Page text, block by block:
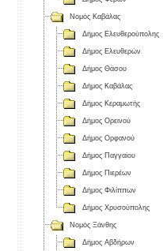
Νομός Καβάλας
Δήμος Ελευθερούπολης
Δήμος Ελευθερών
Δήμος Θάσου
Δήμος Καβάλας
Δήμος Κεραμωτής
Δήμος Ορεινού
Δήμος Ορφανού
Δήμος Παγγαίου
Δήμος Πιερέων
Δήμος Φιλίππων
Δήμος Χρυσούπολης
Νομός Ξάνθης
Δήμος Αβδήρων